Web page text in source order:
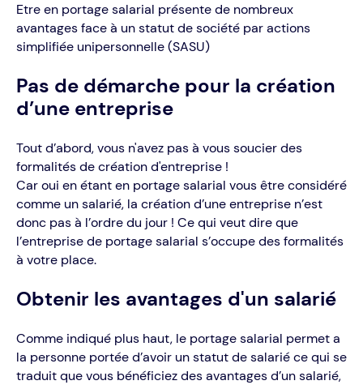
Être en portage salarial présente de nombreux
avantages face à un statut de société par actions
simplifiée unipersonnelle (SASU)
Pas de démarche pour la création
d’une entreprise
Tout d’abord, vous n'avez pas à vous soucier des
formalités de création d'entreprise !
Car oui en étant en portage salarial vous être considéré
comme un salarié, la création d’une entreprise n’est
donc pas à l’ordre du jour ! Ce qui veut dire que
l’entreprise de portage salarial s’occupe des formalités
à votre place.
Obtenir les avantages d'un salarié
Comme indiqué plus haut, le portage salarial permet a
la personne portée d’avoir un statut de salarié ce qui se
traduit que vous bénéficiez des avantages d’un salarié,